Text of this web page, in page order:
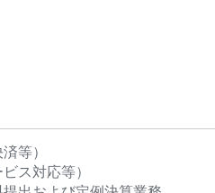
等）
ス対応等）